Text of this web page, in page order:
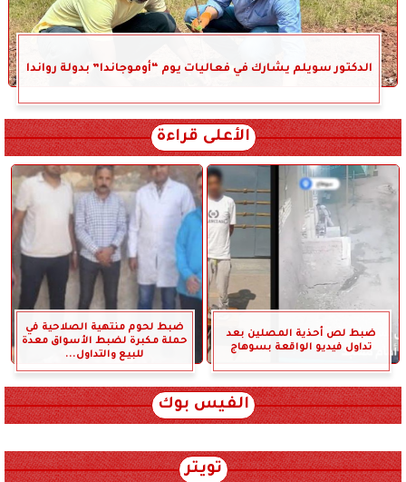
الدكتور سويلم يشارك في فعاليات يوم “أوموجاندا” بدولة رواندا
الأعلى قراءة
ضبط لص أحذية المصلين بعد
تداول فيديو الواقعة بسوهاج
ضبط لحوم منتهية الصلاحية في
حملة مكبرة لضبط الأسواق معدة
للبيع والتداول...
الفيس بوك
تويتر